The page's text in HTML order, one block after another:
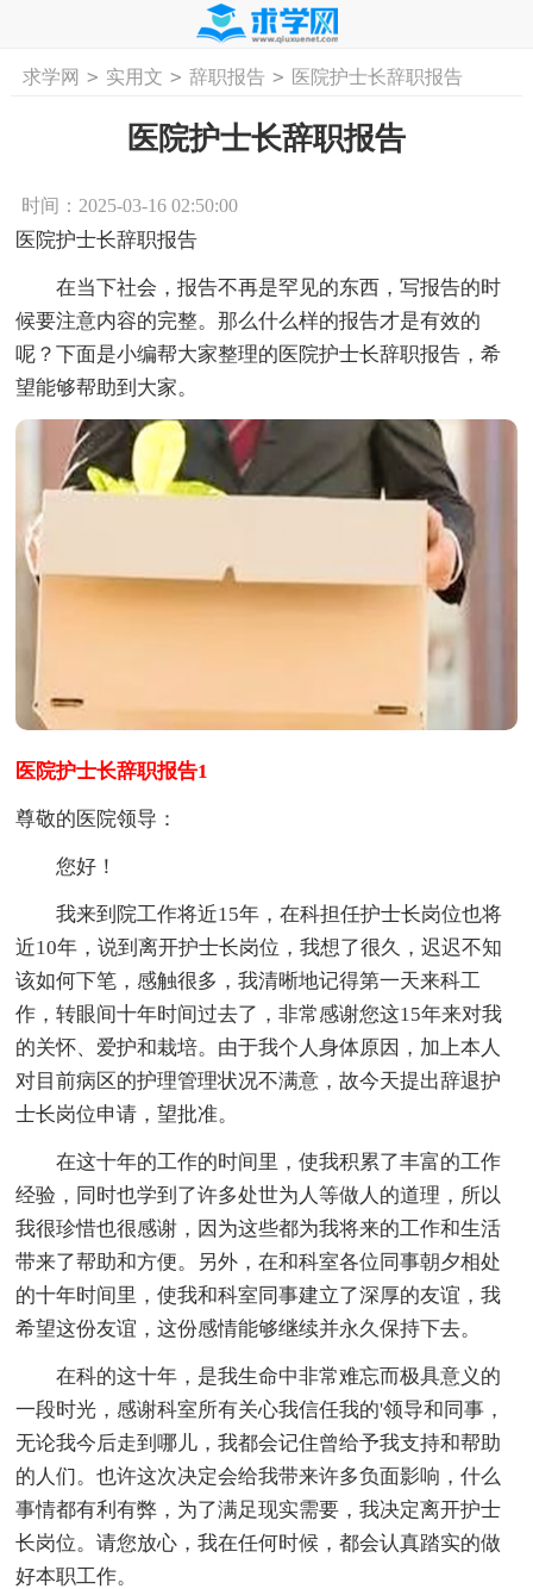
首页 工作计划 活动计划 学习计划
求学网 > 实用文 > 辞职报告 > 医院护士长辞职报告
医院护士长辞职报告
时间：2025-03-16 02:50:00
医院护士长辞职报告
在当下社会，报告不再是罕见的东西，写报告的时
候要注意内容的完整。那么什么样的报告才是有效的
呢？下面是小编帮大家整理的医院护士长辞职报告，希
望能够帮助到大家。
医院护士长辞职报告1
尊敬的医院领导：
您好！
我来到院工作将近15年，在科担任护士长岗位也将
近10年，说到离开护士长岗位，我想了很久，迟迟不知
该如何下笔，感触很多，我清晰地记得第一天来科工
作，转眼间十年时间过去了，非常感谢您这15年来对我
的关怀、爱护和栽培。由于我个人身体原因，加上本人
对目前病区的护理管理状况不满意，故今天提出辞退护
士长岗位申请，望批准。
在这十年的工作的时间里，使我积累了丰富的工作
经验，同时也学到了许多处世为人等做人的道理，所以
我很珍惜也很感谢，因为这些都为我将来的工作和生活
带来了帮助和方便。另外，在和科室各位同事朝夕相处
的十年时间里，使我和科室同事建立了深厚的友谊，我
希望这份友谊，这份感情能够继续并永久保持下去。
在科的这十年，是我生命中非常难忘而极具意义的
一段时光，感谢科室所有关心我信任我的'领导和同事，
无论我今后走到哪儿，我都会记住曾给予我支持和帮助
的人们。也许这次决定会给我带来许多负面影响，什么
事情都有利有弊，为了满足现实需要，我决定离开护士
长岗位。请您放心，我在任何时候，都会认真踏实的做
好本职工作。